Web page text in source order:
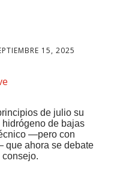
15, 2025
de julio su
de bajas
—pero con
ahora se debate
consejo.